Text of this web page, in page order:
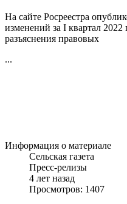
На сайте Росреестра
изменений за I квартал 2022
разъяснения правовых
...
Информация о материале
Сельская газета
Пресс-релизы
4 лет назад
Просмотров: 1407